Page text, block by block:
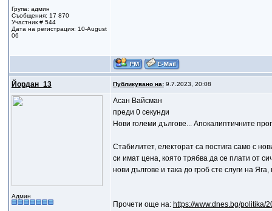
Група: админ
Съобщения: 17 870
Участник # 544
Дата на регистрация: 10-August
06
Йордан_13 Публикувано на:9.7.2023, 20:08
Админ
Асан Вайсман
преди 0 секунди
Нови големи дългове... Апокалиптичните
Стабилитет, електорат са постига само с
си имат цена, която трябва да се плати от
нови дългове и така до гроб сте слуги на
Прочети още на: https://www.dnes.bg/politika/